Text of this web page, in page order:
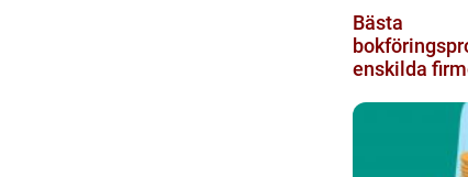
Bästa
enskilda